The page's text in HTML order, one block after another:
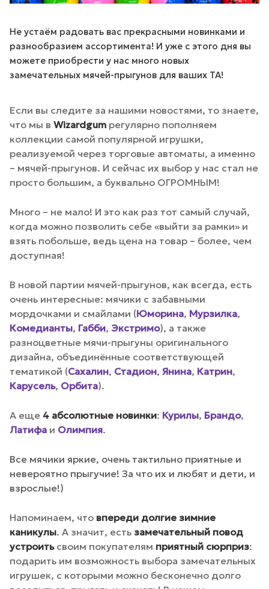
Не устаём радовать вас прекрасными новинками и
разнообразием ассортимента! И уже с этого дня вы
можете приобрести у нас много новых
замечательных мячей-прыгунов для ваших ТА!
Если вы следите за нашими новостями, то знаете,
что мы в Wizardgum регулярно пополняем
коллекции самой популярной игрушки,
реализуемой через торговые автоматы, а именно
– мячей-прыгунов. И сейчас их выбор у нас стал не
просто большим, а буквально ОГРОМНЫМ!
Много – не мало! И это как раз тот самый случай,
когда можно позволить себе «выйти за рамки» и
взять побольше, ведь цена на товар – более, чем
доступная!
В новой партии мячей-прыгунов, как всегда, есть
очень интересные: мячики с забавными
мордочками и смайлами (Юморина, Мурзилка,
Комедианты, Габби, Экстримо), а также
разноцветные мячи-прыгуны оригинального
дизайна, объединённые соответствующей
тематикой (Сахалин, Стадион, Янина, Катрин,
Карусель, Орбита).
А еще 4 абсолютные новинки: Курилы, Брандо,
Латифа и Олимпия.
Все мячики яркие, очень тактильно приятные и
невероятно прыгучие! За что их и любят и дети, и
взрослые!)
Напоминаем, что впереди долгие зимние
каникулы. А значит, есть замечательный повод
устроитьсвоим покупателям приятный сюрприз:
подарить им возможность выбора замечательных
игрушек, с которыми можно бесконечно долго